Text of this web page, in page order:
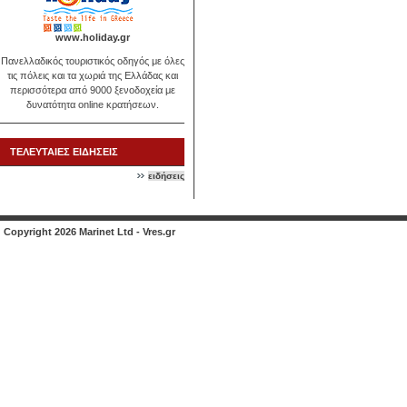
www.holiday.gr
Πανελλαδικός τουριστικός οδηγός με όλες
τις πόλεις και τα χωριά της Ελλάδας και
περισσότερα από 9000 ξενοδοχεία με
δυνατότητα online κρατήσεων.
ΤΕΛΕΥΤΑΙΕΣ ΕΙΔΗΣΕΙΣ
ειδήσεις
Copyright 2026 Marinet Ltd - Vres.gr